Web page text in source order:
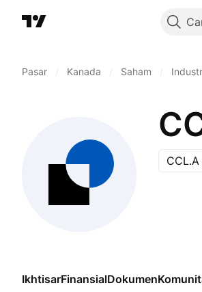
Pasar Kanada Saham
CCL.A
IkhtisarFinansialDokumen